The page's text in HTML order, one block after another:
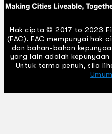
Hak cipta © 2017 to 2023
(FAC). FAC mempunyai hak
dan bahan-bahan
yang lain adalah
Untuk terma penuh, sila
Umum